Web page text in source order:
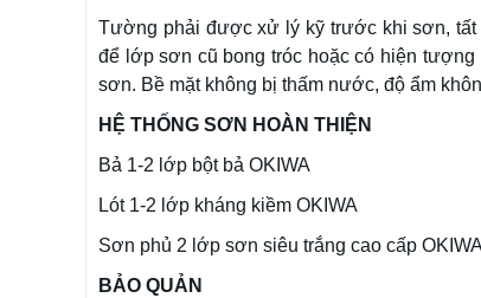
Tường phải được xử lý kỹ trước khi sơn,
để lớp sơn cũ bong tróc hoặc có hiện
sơn. Bề mặt không bị thấm nước, độ ẩm
HỆ THỐNG SƠN HOÀN THIỆN
Bả 1-2 lớp bột bả OKIWA
Lót 1-2 lớp kháng kiềm OKIWA
Sơn phủ 2 lớp sơn siêu trắng cao cấp OKIWA
BẢO QUẢN